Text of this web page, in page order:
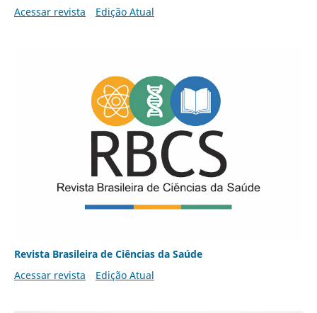
Acessar revista
Edição Atual
Revista Brasileira de Ciências da Saúde
Acessar revista
Edição Atual